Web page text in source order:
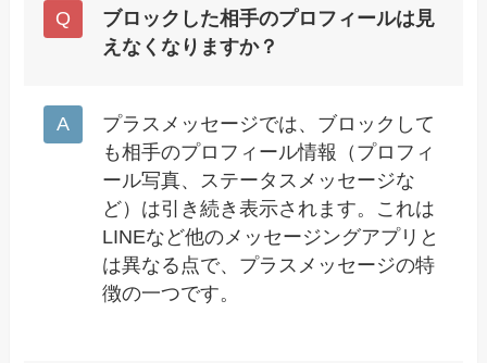
ブロックした相手のプロフィールは見
えなくなりますか？
プラスメッセージでは、ブロックして
も相手のプロフィール情報（プロフィ
ール写真、ステータスメッセージな
ど）は引き続き表示されます。これは
LINEなど他のメッセージングアプリと
は異なる点で、プラスメッセージの特
徴の一つです。